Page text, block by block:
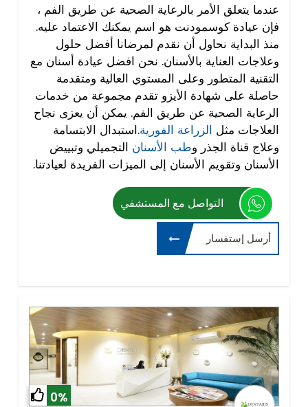
عندما يتعلق الأمر بالرعاية الصحية عن طريق الفم ،
فإن عيادة كوسمودنت هو اسم يمكنك الاعتماد عليه.
منذ البداية نحاول أن نقدم لمرضانا أفضل حلول
وعلاجات العناية بالأسنان. نحن افضل عيادة أسنان مع
التقنية المتطور وعلى المستوي العالية ومتقدمة
حاصلة على شهادة الأيزو تقدم مجموعة من خدمات
الرعاية الصحية عن طريق الفم. يمكن أن يعزى نجاح
العلاجات مثل الزراعة الفورية.استبدال الابتسامة
وعلاج قناة الجذر وطب الأسنان التجميلي وتبييض
الأسنان وتقويم الأسنان إلى الميزات الفريدة لعيادتنا.
التواصل مع المستشفي
أرسل إستفسار
0%